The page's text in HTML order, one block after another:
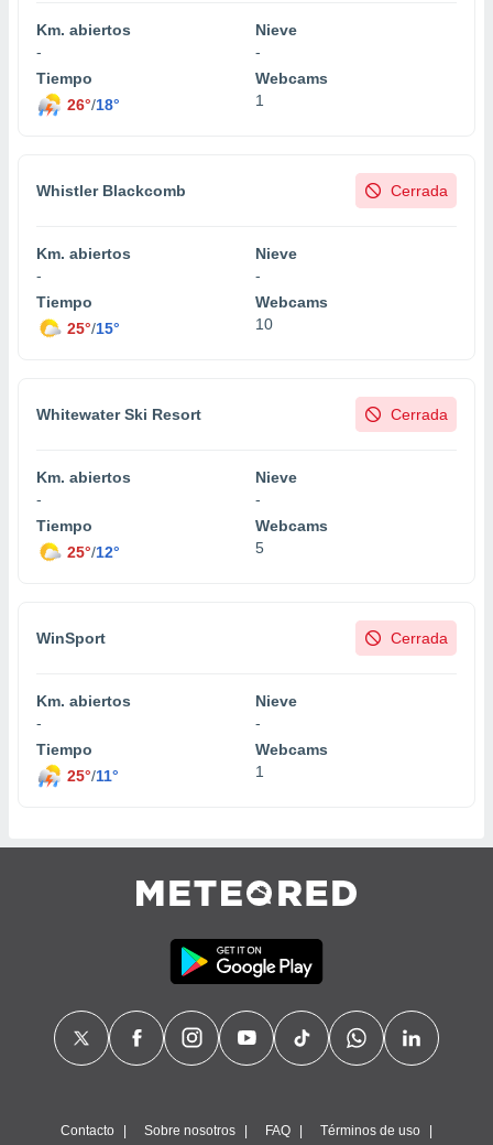
Km. abiertos
-
Nieve
-
Tiempo
26°/18°
Webcams
1
Whistler Blackcomb Cerrada
Km. abiertos
-
Nieve
-
Tiempo
25°/15°
Webcams
10
Whitewater Ski Resort Cerrada
Km. abiertos
-
Nieve
-
Tiempo
25°/12°
Webcams
5
WinSport Cerrada
Km. abiertos
-
Nieve
-
Tiempo
25°/11°
Webcams
1
Contacto Sobre nosotros FAQ Términos de uso